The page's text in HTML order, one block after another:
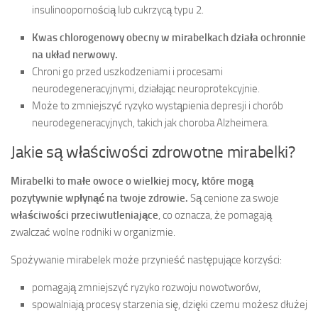
insulinoopornością lub cukrzycą typu 2.
Kwas chlorogenowy obecny w mirabelkach działa ochronnie
na układ nerwowy.
Chroni go przed uszkodzeniami i procesami
neurodegeneracyjnymi, działając neuroprotekcyjnie.
Może to zmniejszyć ryzyko wystąpienia depresji i chorób
neurodegeneracyjnych, takich jak choroba Alzheimera.
Jakie są właściwości zdrowotne mirabelki?
Mirabelki to małe owoce o wielkiej mocy, które mogą
pozytywnie wpłynąć na twoje zdrowie. Są cenione za swoje
właściwości przeciwutleniające, co oznacza, że pomagają
zwalczać wolne rodniki w organizmie.
Spożywanie mirabelek może przynieść następujące korzyści:
pomagają zmniejszyć ryzyko rozwoju nowotworów,
spowalniają procesy starzenia się, dzięki czemu możesz dłużej